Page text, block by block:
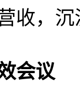
收，
会议